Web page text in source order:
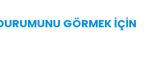
GÖRMEK İÇİN